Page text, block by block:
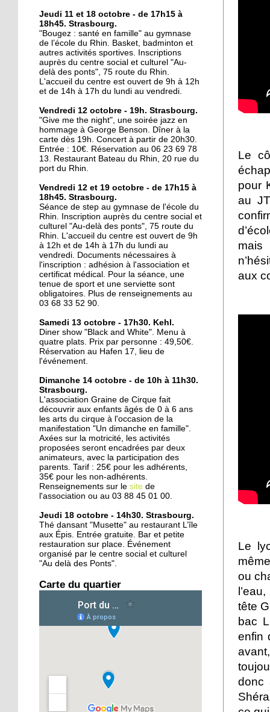
19 octobre 2017
Mixité en construction
19 octobre 2017
Y a-t-il un interprète
dans la salle?
17 octobre 2017
Accès cyclables : le Port-
du-Rhin mouline encore
16 octobre 2017
La lecture au coin de la
rue
16 octobre 2017
Au Port-du-Rhin, une
micro crèche complète
l'offre de garde
16 octobre 2017
Le Cyclotour s'élance
sous le soleil
14 octobre 2017
Deux-Rives : "Eviter de
faire des contresens"
12 octobre 2017
Du Port du Rhin au port
d'Amsterdam
25 septembre 2015
Deux rives, treize ponts
24 septembre 2015
L'Ososphère : de retour à
la Coop dès l'an prochain
24 septembre 2015
Le centre équestre des
Deux Rives remonte en
Oüday, 16 ans, réfugié
syrien, concentré sur son
Jeudi 11 et 18 octobre - de 17h15 à
18h45. Strasbourg.
"Bougez : santé en famille" au gymnase
de l’école du Rhin. Basket, badminton et
autres activités sportives. Inscriptions
auprès du centre social et culturel "Au-
delà des ponts", 75 route du Rhin.
L'accueil du centre est ouvert de 9h à 12h
et de 14h à 17h du lundi au vendredi.
Vendredi 12 octobre - 19h. Strasbourg.
"Give me the night", une soirée jazz en
hommage à George Benson. Dîner à la
carte dès 19h. Concert à partir de 20h30.
Entrée : 10€. Réservation au 06 23 69 78
13. Restaurant Bateau du Rhin, 20 rue du
port du Rhin.
Vendredi 12 et 19 octobre - de 17h15 à
18h45. Strasbourg.
Séance de step au gymnase de l'école du
Rhin. Inscription auprès du centre social et
culturel "Au-delà des ponts", 75 route du
Rhin. L'accueil du centre est ouvert de 9h
à 12h et de 14h à 17h du lundi au
vendredi. Documents nécessaires à
l'inscription : adhésion à l'association et
certificat médical. Pour la séance, une
tenue de sport et une serviette sont
obligatoires. Plus de renseignements au
03 68 33 52 90.
Samedi 13 octobre - 17h30. Kehl.
Diner show "Black and White". Menu à
quatre plats. Prix par personne : 49,50€.
Réservation au Hafen 17, lieu de
l'événement.
Dimanche 14 octobre - de 10h à 11h30.
Strasbourg.
L'association Graine de Cirque fait
découvrir aux enfants âgés de 0 à 6 ans
les arts du cirque à l'occasion de la
manifestation "Un dimanche en famille".
Axées sur la motricité, les activités
proposées seront encadrées par deux
animateurs, avec la participation des
parents. Tarif : 25€ pour les adhérents,
35€ pour les non-adhérents.
Renseignements sur le site de
l'association ou au 03 88 45 01 00.
Jeudi 18 octobre - 14h30. Strasbourg.
Thé dansant "Musette" au restaurant L’île
aux Épis. Entrée gratuite. Bar et petite
restauration sur place. Événement
organisé par le centre social et culturel
"Au delà des Ponts".
Carte du quartier
Le
pour
au
aux
Le
ou
tête
bac
enfin
donc